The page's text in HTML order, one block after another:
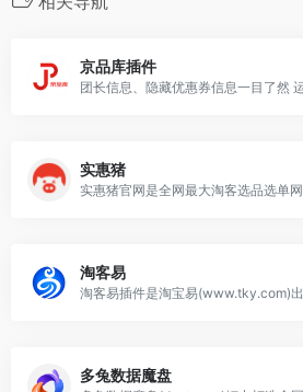
京品库插件
实惠猪
淘客易
多兔数据魔盘